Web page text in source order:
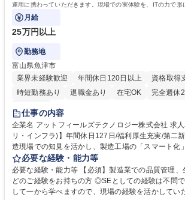
運用に携わっていただきます。現場での実体験を、ITの力で形
造工場の新規システムおける
月給
25万円以上
勤務地
富山県魚津市
業界未経験歓迎
年間休日120日以上
資格取得
時短勤務あり
退職金あり 在宅OK 完全週休2
服装自由
仕事の内容
企業名 アットフィールズテクノロジー株式会社 求人名 【魚津市/SE(アプ
リ・インフラ)】年間休日127日/福利厚生充実/第二新卒歓迎 仕
造現場での知見を活かし、製造工場の「スマート化
企画・開発・運用に携わっていただきます。現場で
形にするポジションです。製造工場の新規システムおける 企画・
開発、既存システムの機能改修、インフラ構築など
テム開発・インフラ構築から運用、保守まで一貫し
必要な経験・能力等
必要な経験・能力等 【必須】製造業での品質管理
どのご経験をお持ちの方 ◎SEとしての経験は不問
して一から学べますので、現場の経験を活かしてい